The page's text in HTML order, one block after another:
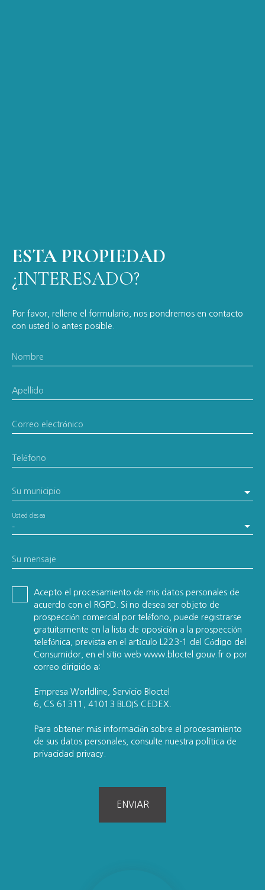
ESTA PROPIEDAD
¿INTERESADO?
Por favor, rellene el formulario, nos pondremos en contacto
con usted lo antes posible.
Nombre
Apellido
Correo electrónico
Teléfono
Su municipio
-
Usted desea
Su mensaje
Acepto el procesamiento de mis datos personales de
acuerdo con el RGPD. Si no desea ser objeto de
prospección comercial por teléfono, puede registrarse
gratuitamente en la lista de oposición a la prospección
telefónica, prevista en el artículo L223-1 del Código del
Consumidor, en el sitio web www.bloctel.gouv.fr o por
correo dirigido a:
Empresa Worldline, Servicio Bloctel
6, CS 61311, 41013 BLOIS CEDEX.
Para obtener más información sobre el procesamiento
de sus datos personales, consulte nuestra política de
privacidad privacy.
ENVIAR